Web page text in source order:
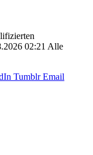
02:21 Alle
Tumblr Email